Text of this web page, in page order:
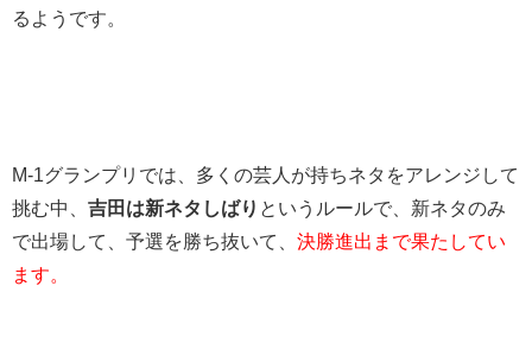
るようです。
M-1グランプリでは、多くの芸人が持ちネタをアレンジして
挑む中、 吉田は新ネタしばり というルールで、新ネタのみ
で出場して、予選を勝ち抜いて、 決勝進出まで果たしてい
ます。